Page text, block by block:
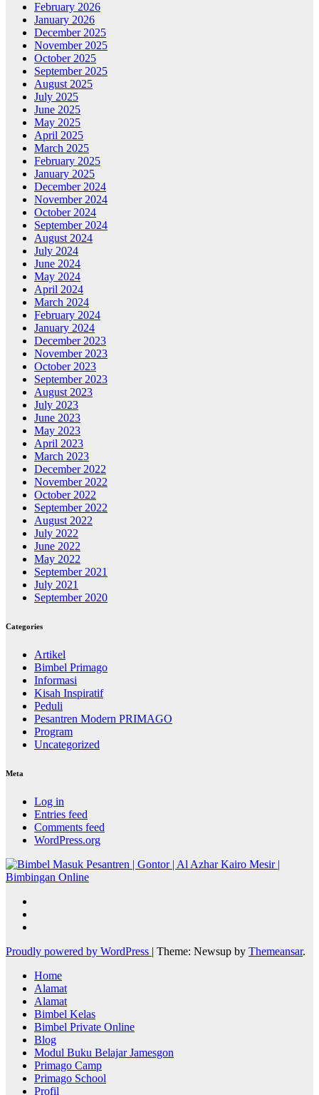
February 2026
January 2026
December 2025
November 2025
October 2025
September 2025
August 2025
July 2025
June 2025
May 2025
April 2025
March 2025
February 2025
January 2025
December 2024
November 2024
October 2024
September 2024
August 2024
July 2024
June 2024
May 2024
April 2024
March 2024
February 2024
January 2024
December 2023
November 2023
October 2023
September 2023
August 2023
July 2023
June 2023
May 2023
April 2023
March 2023
December 2022
November 2022
October 2022
September 2022
August 2022
July 2022
June 2022
May 2022
September 2021
July 2021
September 2020
Categories
Artikel
Bimbel Primago
Informasi
Kisah Inspiratif
Peduli
Pesantren Modern PRIMAGO
Program
Uncategorized
Meta
Log in
Entries feed
Comments feed
WordPress.org
Proudly powered by WordPress | Theme: Newsup by Themeansar.
Home
Alamat
Alamat
Bimbel Kelas
Bimbel Private Online
Blog
Modul Buku Belajar Jamesgon
Primago Camp
Primago School
Profil